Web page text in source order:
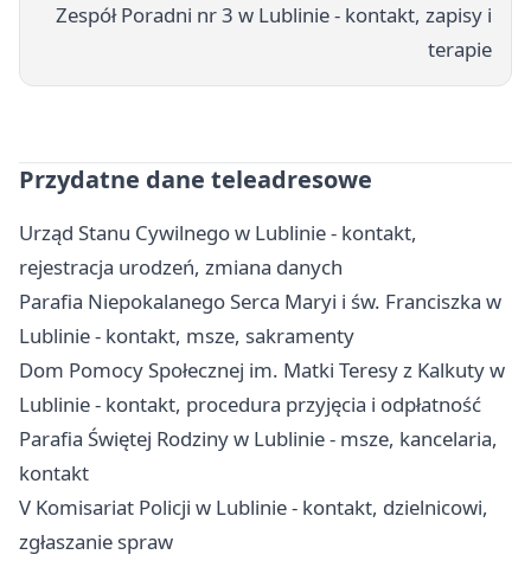
Zespół Poradni nr 3 w Lublinie - kontakt, zapisy i
terapie
Przydatne dane teleadresowe
Urząd Stanu Cywilnego w Lublinie - kontakt,
rejestracja urodzeń, zmiana danych
Parafia Niepokalanego Serca Maryi i św. Franciszka w
Lublinie - kontakt, msze, sakramenty
Dom Pomocy Społecznej im. Matki Teresy z Kalkuty w
Lublinie - kontakt, procedura przyjęcia i odpłatność
Parafia Świętej Rodziny w Lublinie - msze, kancelaria,
kontakt
V Komisariat Policji w Lublinie - kontakt, dzielnicowi,
zgłaszanie spraw